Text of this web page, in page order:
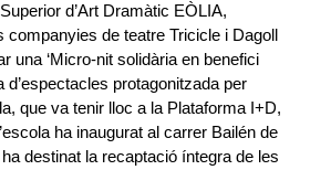
d’Art Dramàtic EÒLIA,
companyies de teatre Tricicle i Dagoll
una ‘Micro-nit solidària en benefici
d’espectacles protagonitzada per
que va tenir lloc a la Plataforma I+D,
ha inaugurat al carrer Bailén de
destinat la recaptació íntegra de les